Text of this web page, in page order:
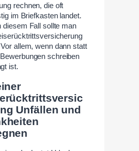
rechnen, die oft
im Briefkasten landet.
diesem Fall sollte man
allem, wenn dann statt
schreiben
ist.
Unfällen und